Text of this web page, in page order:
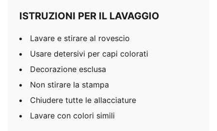
ISTRUZIONI PER IL LAVAGGIO
Lavare e stirare al rovescio
Usare detersivi per capi colorati
Decorazione esclusa
Non stirare la stampa
Chiudere tutte le allacciature
Lavare con colori simili